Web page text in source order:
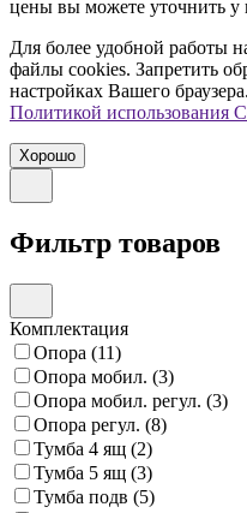
цены вы можете уточнить
Для более удобной работы
файлы сookies. Запретить
настройках Вашего
Политикой использования
Хорошо
Фильтр товаров
Комплектация
Опора (11)
Опора мобил. (3)
Опора мобил. регул. (3)
Опора регул. (8)
Тумба 4 ящ (2)
Тумба 5 ящ (3)
Тумба подв (5)